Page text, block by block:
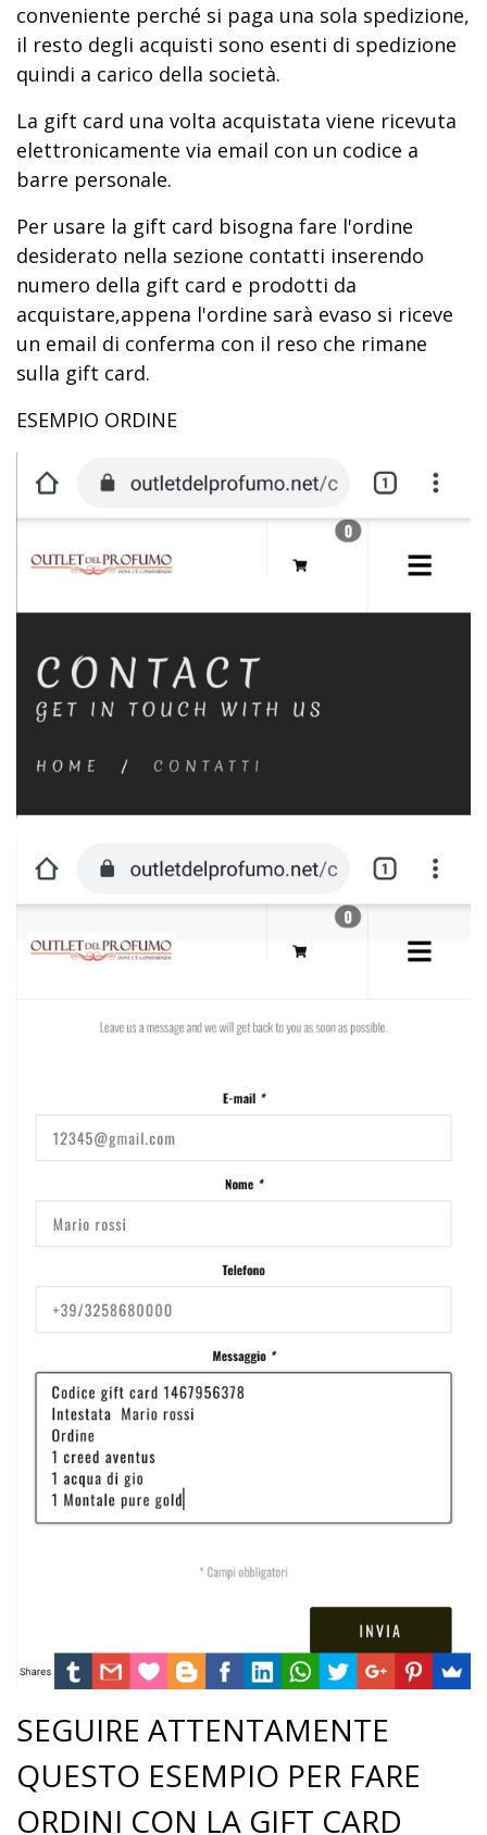
conveniente perché si paga una sola spedizione,
il resto degli acquisti sono esenti di spedizione
quindi a carico della società.
La gift card una volta acquistata viene ricevuta
elettronicamente via email con un codice a
barre personale.
Per usare la gift card bisogna fare l'ordine
desiderato nella sezione contatti inserendo
numero della gift card e prodotti da
acquistare,appena l'ordine sarà evaso si riceve
un email di conferma con il reso che rimane
sulla gift card.
ESEMPIO ORDINE
SEGUIRE ATTENTAMENTE
QUESTO ESEMPIO PER FARE
ORDINI CON LA GIFT CARD